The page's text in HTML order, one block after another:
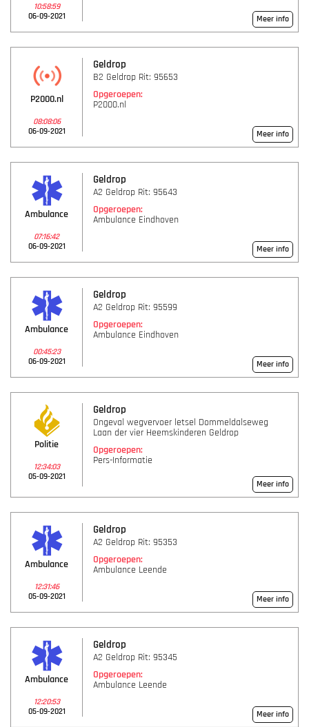
10:58:59
06-09-2021
Meer info
P2000.nl
08:08:06
06-09-2021
Geldrop
B2 Geldrop Rit: 95653
Opgeroepen:
P2000.nl
Meer info
Ambulance
07:16:42
06-09-2021
Geldrop
A2 Geldrop Rit: 95643
Opgeroepen:
Ambulance Eindhoven
Meer info
Ambulance
00:45:23
06-09-2021
Geldrop
A2 Geldrop Rit: 95599
Opgeroepen:
Ambulance Eindhoven
Meer info
Politie
12:34:03
05-09-2021
Geldrop
Ongeval wegvervoer letsel Dommeldalseweg
Laan der vier Heemskinderen Geldrop
Opgeroepen:
Pers-Informatie
Meer info
Ambulance
12:31:46
05-09-2021
Geldrop
A2 Geldrop Rit: 95353
Opgeroepen:
Ambulance Leende
Meer info
Ambulance
12:20:53
05-09-2021
Geldrop
A2 Geldrop Rit: 95345
Opgeroepen:
Ambulance Leende
Meer info